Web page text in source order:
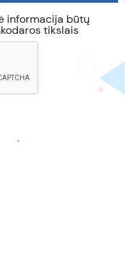
informacija būtų
tikslais